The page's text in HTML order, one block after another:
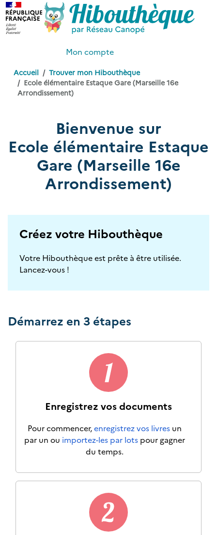
Mon compte
Accueil
Trouver mon Hibouthèque
Ecole élémentaire Estaque Gare (Marseille 16e
Arrondissement)
Bienvenue sur
Ecole élémentaire Estaque
Gare (Marseille 16e
Arrondissement)
Créez votre Hibouthèque
Votre Hibouthèque est prête à être utilisée.
Lancez-vous !
Démarrez en 3 étapes
Enregistrez vos documents
Pour commencer,enregistrez vos livres un
par un ou importez-les par lots pour gagner
du temps.